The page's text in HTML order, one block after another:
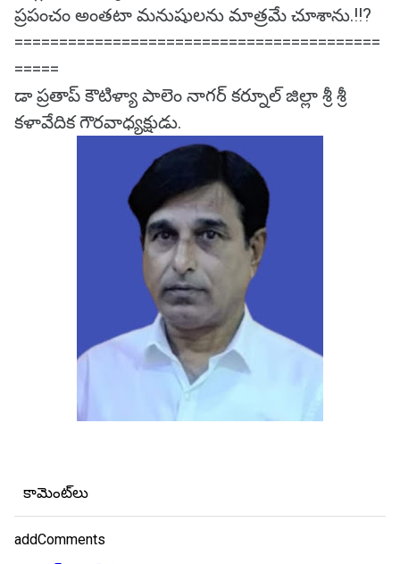
ప్రపంచం అంతటా మనుషులను మాత్రమే చూశాను.!!?
=========================================
=====
డా ప్రతాప్ కౌటిళ్యా పాలెం నాగర్ కర్నూల్ జిల్లా శ్రీ శ్రీ
కళావేదిక గౌరవాధ్యక్షుడు.
కామెంట్‌లు
addComments